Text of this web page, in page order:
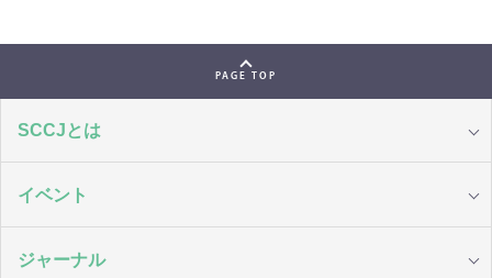
PAGE TOP
SCCJとは
イベント
ジャーナル